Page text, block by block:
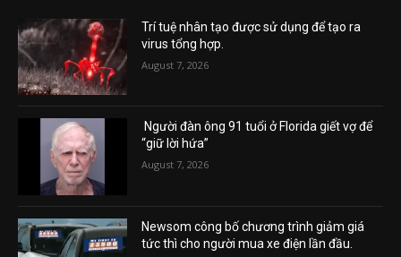
Trí tuệ nhân tạo được sử dụng để tạo ra
virus tổng hợp.
August 7, 2026
Người đàn ông 91 tuổi ở Florida giết vợ để
“giữ lời hứa”
August 7, 2026
Newsom công bố chương trình giảm giá
tức thì cho người mua xe điện lần đầu.